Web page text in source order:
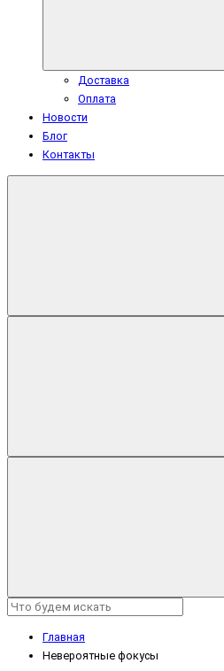
Доставка
Оплата
Новости
Блог
Контакты
Главная
Невероятные фокусы